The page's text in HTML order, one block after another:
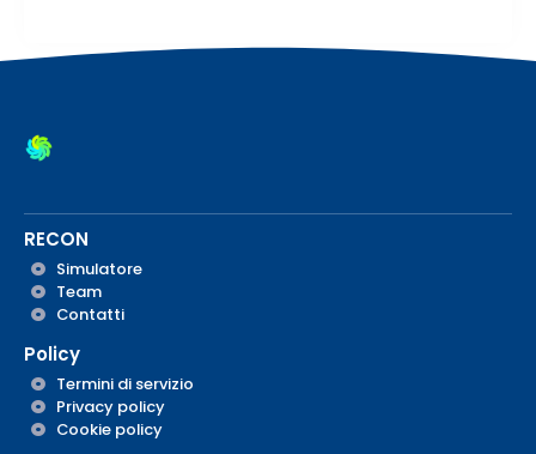
RECON
Simulatore
Team
Contatti
Policy
Termini di servizio
Privacy policy
Cookie policy